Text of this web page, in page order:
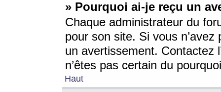
» Pourquoi ai-je reçu un
Chaque administrateur du
pour son site. Si vous
un avertissement. Contactez
n’êtes pas certain du
Haut